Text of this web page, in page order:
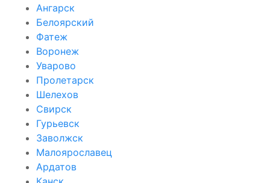
Ангарск
Белоярский
Фатеж
Воронеж
Уварово
Пролетарск
Шелехов
Свирск
Гурьевск
Заволжск
Малоярославец
Ардатов